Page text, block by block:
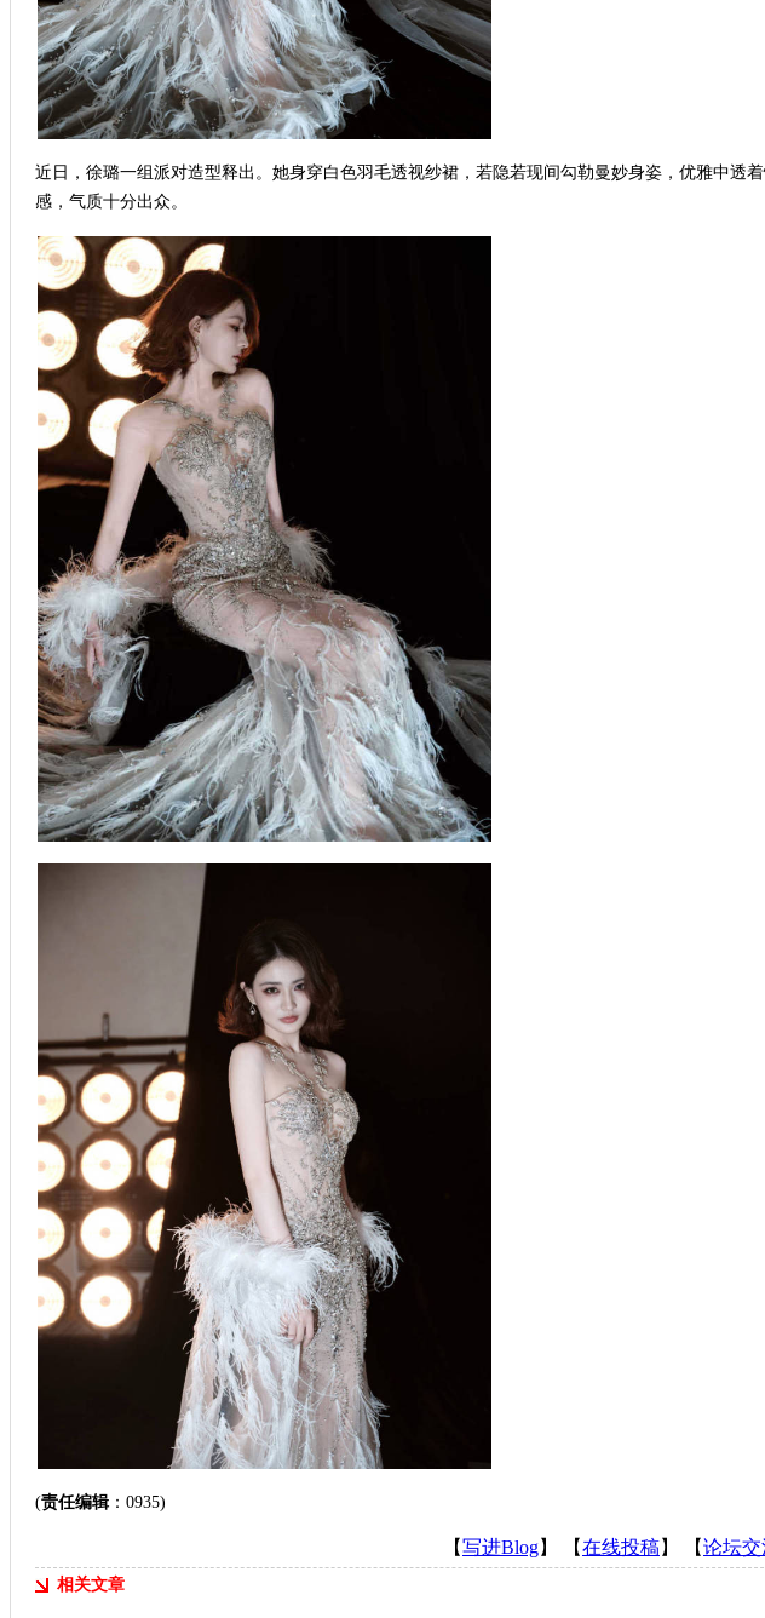
近日，徐璐一组派对造型释出。她身穿白色羽毛透视纱裙，若隐若现间勾勒曼妙身姿，优雅中透
感，气质十分出众。
(责任编辑 ：0935)
【写进Blog】 【在线投稿】 【论坛交
相关文章